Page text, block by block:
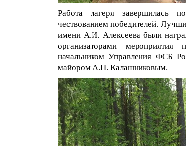
Работа лагеря завершилась
чествованием победителей.
имени А.И. Алексеева были
организаторами
начальником Управления ФСБ
майором А.П. Калашниковым.